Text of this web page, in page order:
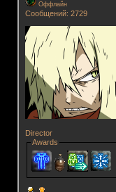
Оффлайн
Сообщений: 2729
Director
Awards